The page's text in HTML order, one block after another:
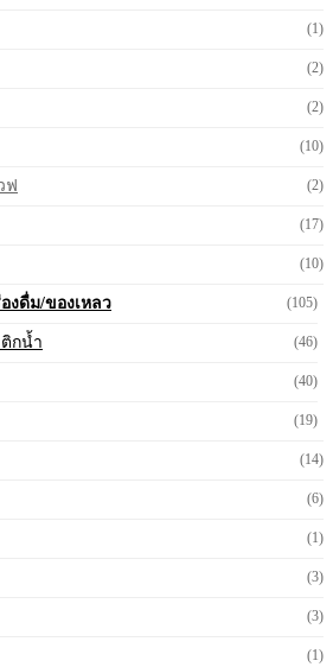
(1)
(2)
(2)
(10)
ฟ (2)
(17)
(10)
งดื่ม/ของเหลว (105)
กน้ำ (46)
(40)
(19)
(14)
(6)
(1)
(3)
(3)
(1)